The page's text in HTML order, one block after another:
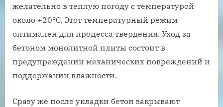
желательно в теплую погоду с температурой
около +20°C. Этот температурный режим
оптимален для процесса твердения. Уход за
бетоном монолитной плиты состоит в
предупреждении механических повреждений и
поддержании влажности.
Сразу же после укладки бетон закрывают